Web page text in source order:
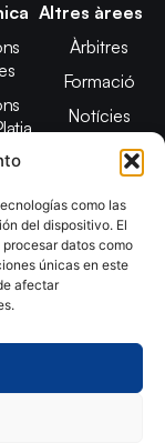
como las
del dispositivo. El
datos como
únicas en este
afectar
Altres àrees
Àrbitres
Formació
Notícies
Adreces de
contacte
Desarrollado